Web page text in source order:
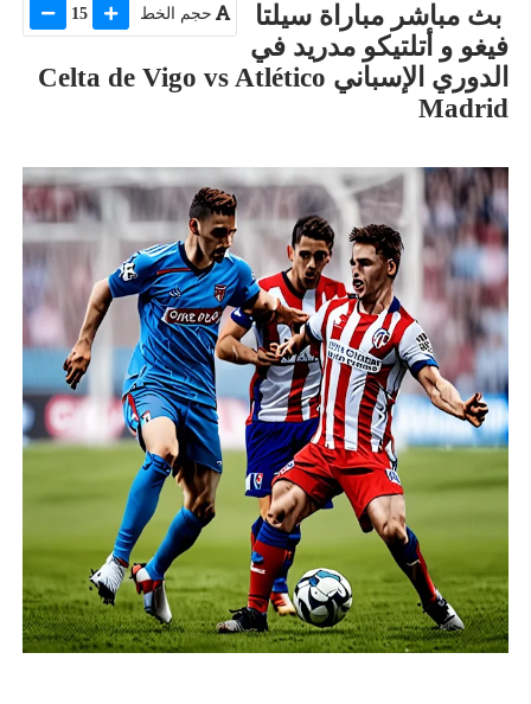
حجم الخط 15
بث مباشر مباراة سيلتا
فيغو و أتلتيكو مدريد في
الدوري الإسباني Celta de Vigo vs Atlético
Madrid